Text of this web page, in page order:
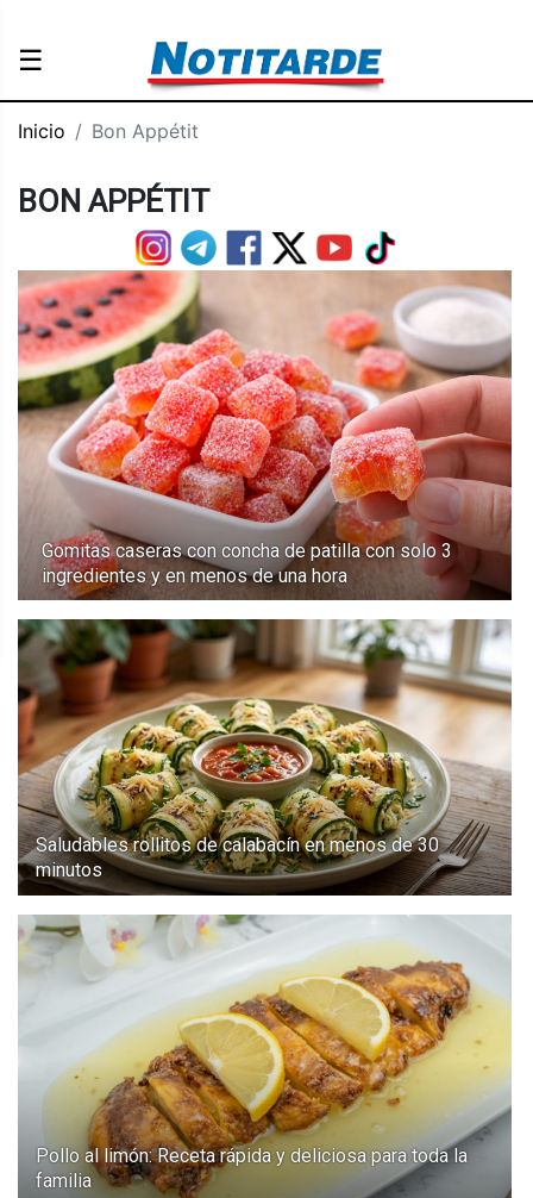
☰
Inicio Bon Appétit
BON APPÉTIT
Gomitas caseras con concha de patilla con solo 3
ingredientes y en menos de una hora
Saludables rollitos de calabacín en menos de 30
minutos
Pollo al limón: Receta rápida y deliciosa para toda la
familia